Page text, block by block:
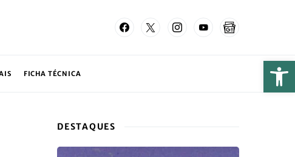
FICHA TÉCNICA
DESTAQUES